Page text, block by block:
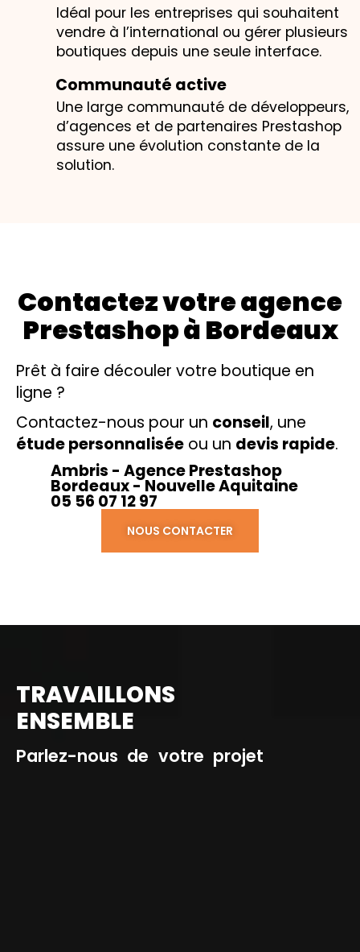
Idéal pour les entreprises qui souhaitent
vendre à l’international ou gérer plusieurs
boutiques depuis une seule interface.
Communauté active
Une large communauté de développeurs,
d’agences et de partenaires Prestashop
assure une évolution constante de la
solution.
Contactez votre agence
Prestashop à Bordeaux
Prêt à faire découler votre boutique en
ligne ?
Contactez-nous pour un conseil, une
étude personnalisée ou un devis rapide.
Ambris - Agence Prestashop
Bordeaux - Nouvelle Aquitaine
05 56 07 12 97
NOUS CONTACTER
TRAVAILLONS
ENSEMBLE
Parlez-nous de votre projet